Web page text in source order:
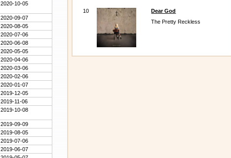
2020-10-05
2020-09-07
2020-08-05
2020-07-06
2020-06-08
2020-05-05
2020-04-06
2020-03-06
2020-02-06
2020-01-07
2019-12-05
2019-11-06
2019-10-08
2019-09-09
2019-08-05
2019-07-06
2019-06-07
10
Dear God
The Pretty Reckless